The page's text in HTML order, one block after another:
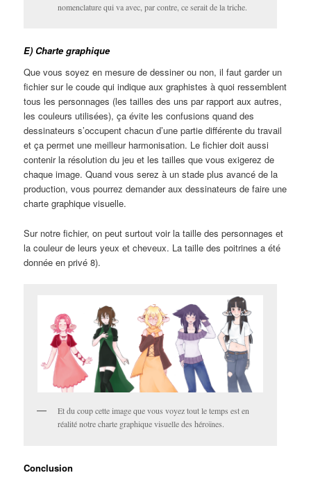
nomenclature qui va avec, par contre, ce serait de la triche.
E) Charte graphique
Que vous soyez en mesure de dessiner ou non, il faut garder un
fichier sur le coude qui indique aux graphistes à quoi ressemblent
tous les personnages (les tailles des uns par rapport aux autres,
les couleurs utilisées), ça évite les confusions quand des
dessinateurs s’occupent chacun d’une partie différente du travail
et ça permet une meilleur harmonisation. Le fichier doit aussi
contenir la résolution du jeu et les tailles que vous exigerez de
chaque image. Quand vous serez à un stade plus avancé de la
production, vous pourrez demander aux dessinateurs de faire une
charte graphique visuelle.
Sur notre fichier, on peut surtout voir la taille des personnages et
la couleur de leurs yeux et cheveux. La taille des poitrines a été
donnée en privé 8).
Et du coup cette image que vous voyez tout le temps est en
réalité notre charte graphique visuelle des héroïnes.
Conclusion